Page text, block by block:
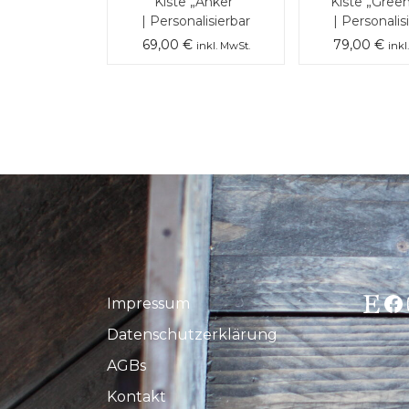
| Personalisierbar
69,00 € inkl. MwSt.
|
79,00 €
Impressum
Datenschutzerklärung
AGBs
Kontakt
Etsy